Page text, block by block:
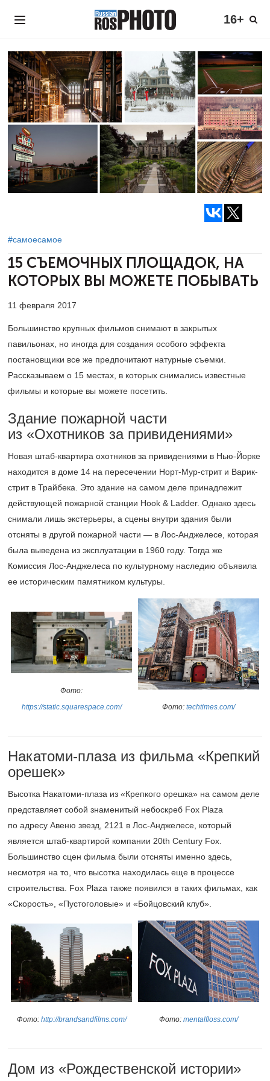
16+
#самоесамое
15 СЪЕМОЧНЫХ ПЛОЩАДОК, НА
КОТОРЫХ ВЫ МОЖЕТЕ ПОБЫВАТЬ
11 февраля 2017
Большинство крупных фильмов снимают в закрытых
павильонах, но иногда для создания особого эффекта
постановщики все же предпочитают натурные съемки.
Рассказываем о 15 местах, в которых снимались известные
фильмы и которые вы можете посетить.
Здание пожарной части
из «Охотников за привидениями»
Новая штаб-квартира охотников за привидениями в Нью-Йорке
находится в доме 14 на пересечении Норт-Мур-стрит и Варик-
стрит в Трайбека. Это здание на самом деле принадлежит
действующей пожарной станции Hook & Ladder. Однако здесь
снимали лишь экстерьеры, а сцены внутри здания были
отсняты в другой пожарной части — в Лос-Анджелесе, которая
была выведена из эксплуатации в 1960 году. Тогда же
Комиссия Лос-Анджелеса по культурному наследию объявила
ее историческим памятником культуры.
Фото:
https://static.squarespace.com/
Фото: techtimes.com/
Накатоми-плаза из фильма «Крепкий
орешек»
Высотка Накатоми-плаза из «Крепкого орешка» на самом деле
представляет собой знаменитый небоскреб Fox Plaza
по адресу Авеню звезд, 2121 в Лос-Анджелесе, который
является штаб-квартирой компании 20th Century Fox.
Большинство сцен фильма были отсняты именно здесь,
несмотря на то, что высотка находилась еще в процессе
строительства. Fox Plaza также появился в таких фильмах, как
«Скорость», «Пустоголовые» и «Бойцовский клуб».
Фото: http://brandsandfilms.com/ Фото: mentalfloss.com/
Дом из «Рождественской истории»